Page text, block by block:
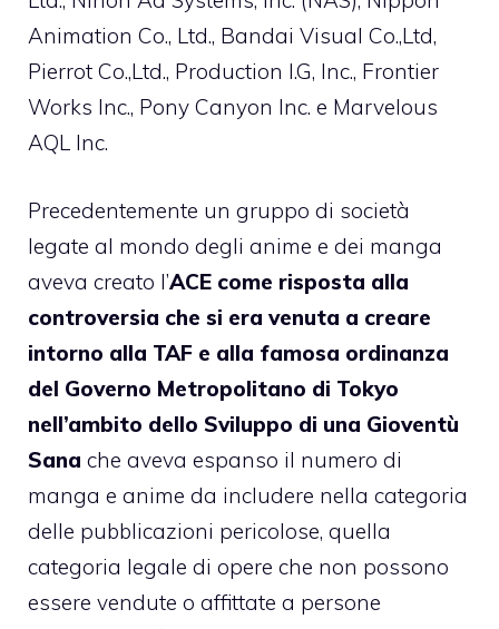
Animation Co., Ltd., Bandai Visual Co.,Ltd,
Pierrot Co.,Ltd., Production I.G, Inc., Frontier
Works Inc., Pony Canyon Inc. e Marvelous
AQL Inc.
Precedentemente un gruppo di società
legate al mondo degli anime e dei manga
aveva creato l’ACE come risposta alla
controversia che si era venuta a creare
intorno alla TAF e alla famosa ordinanza
del Governo Metropolitano di Tokyo
nell’ambito dello Sviluppo di una Gioventù
Sana che aveva espanso il numero di
manga e anime da includere nella categoria
delle pubblicazioni pericolose, quella
categoria legale di opere che non possono
essere vendute o affittate a persone